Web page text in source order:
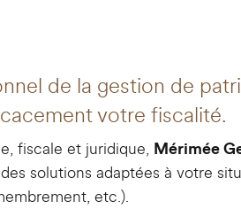
de la gestion de
votre fiscalité.
fiscale et juridique, Mérimée
solutions adaptées à votre
etc.).